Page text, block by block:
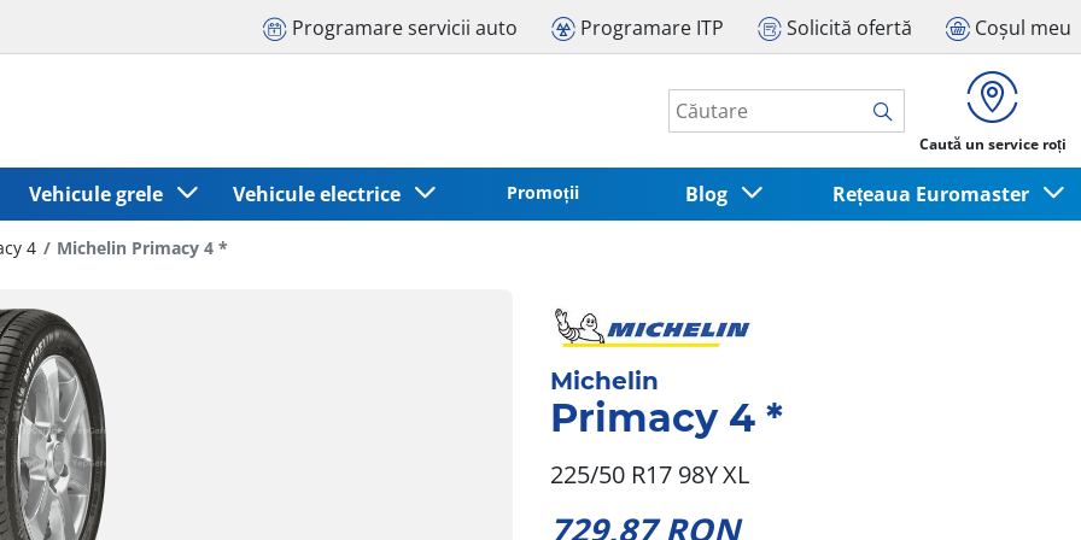
Programare servicii auto Programare ITP Solicită ofertă Coșul meu
Caută un service roți
Vehicule grele Vehicule electrice Promoții Blog Rețeaua Euromaster
4 Michelin Primacy 4 *
Michelin
Primacy 4 *
225/50 R17 98YXL
729,87 RON